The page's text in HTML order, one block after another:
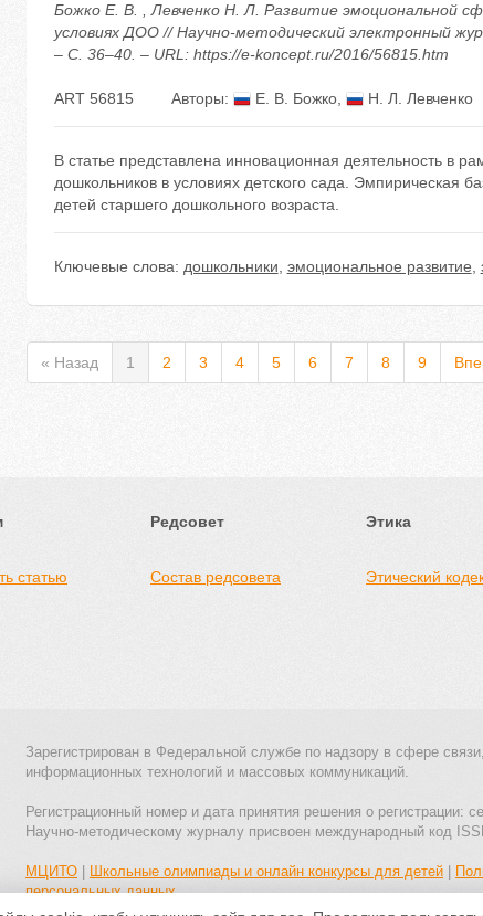
Божко Е. В. , Левченко Н. Л. Развитие эмоциональной
условиях ДОО // Научно-методический электронный
– С. 36–40. – URL: https://e-koncept.ru/2016/56815.htm
ART 56815 Авторы: Е. В. Божко, Н. Л. Левченко
В статье представлена инновационная деятельность в
дошкольников в условиях детского сада. Эмпирическая
детей старшего дошкольного возраста.
Ключевые слова: дошкольники эмоциональное развитие
« Назад 1 2 3 4 5 6 7 8 9
статью
Редсовет
Состав редсовета
Этика
Этический
Зарегистрирован в Федеральной службе по надзору в сфере связи,
информационных технологий и массовых коммуникаций.
Регистрационный номер и дата принятия решения о
Научно-методическому журналу присвоен международный код
МЦИТО Школьные олимпиады и онлайн конкурсы для детей
персональных данных